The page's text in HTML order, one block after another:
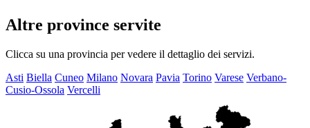
Altre province servite
Clicca su una provincia per vedere il dettaglio dei servizi.
Asti Biella Cuneo Milano Novara Pavia Torino Varese Verbano-
Cusio-Ossola Vercelli